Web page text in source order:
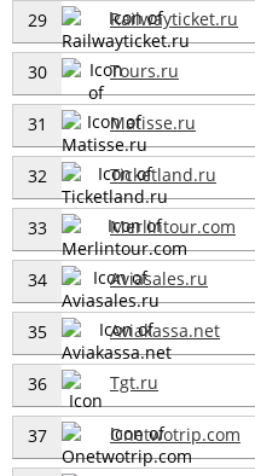
29 Railwayticket.ru
30 Tours.ru
31 Matisse.ru
32 Ticketland.ru
33 Merlintour.com
34 Aviasales.ru
35 Aviakassa.net
36 Tgt.ru
37 Onetwotrip.com